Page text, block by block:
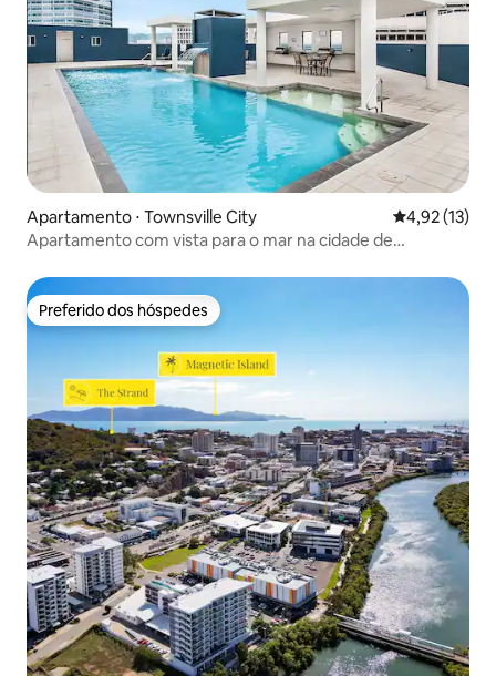
Apartamento ⋅ Townsville City 4,92 de uma
4,92 (13)
Apartamento com vista para o mar na cidade de
Preferido dos hóspedes
Preferido dos hóspedes